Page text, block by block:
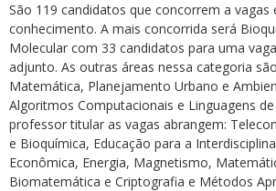
São 119 candidatos que concorrem a vagas
conhecimento. A mais concorrida será
Molecular com 33 candidatos para uma
adjunto. As outras áreas nessa categoria
Matemática, Planejamento Urbano e
Algoritmos Computacionais e Linguagens
professor titular as vagas abrangem:
e Bioquímica, Educação para a
Econômica, Energia, Magnetismo,
Biomatemática e Criptografia e Métodos